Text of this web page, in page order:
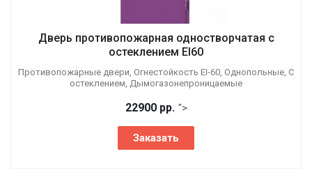
Дверь противопожарная одностворчатая с
остеклением EI60
Противопожарные двери, Огнестойкость EI-60, Однопольные, С
остеклением, Дымогазонепроницаемые
22900 рр. ">
Заказать